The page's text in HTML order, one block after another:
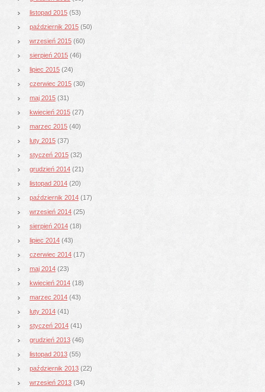
listopad 2015 (53)
październik 2015 (50)
wrzesień 2015 (60)
sierpień 2015 (46)
lipiec 2015 (24)
czerwiec 2015 (30)
maj 2015 (31)
kwiecień 2015 (27)
marzec 2015 (40)
luty 2015 (37)
styczeń 2015 (32)
grudzień 2014 (21)
listopad 2014 (20)
październik 2014 (17)
wrzesień 2014 (25)
sierpień 2014 (18)
lipiec 2014 (43)
czerwiec 2014 (17)
maj 2014 (23)
kwiecień 2014 (18)
marzec 2014 (43)
luty 2014 (41)
styczeń 2014 (41)
grudzień 2013 (46)
listopad 2013 (55)
październik 2013 (22)
wrzesień 2013 (34)